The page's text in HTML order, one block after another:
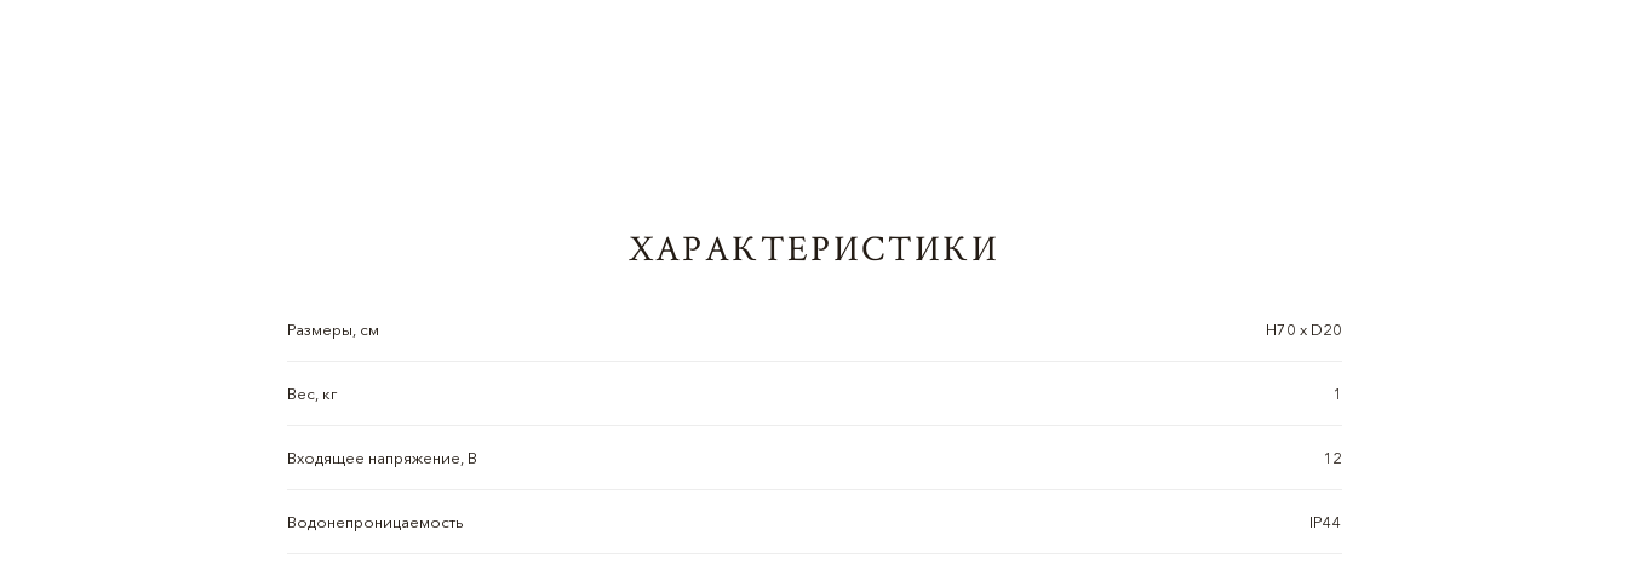
ХАРАКТЕРИСТИКИ
Размеры, см H70 x D20
Вес, кг 1
Входящее напряжение, В 12
Водонепроницаемость IP44